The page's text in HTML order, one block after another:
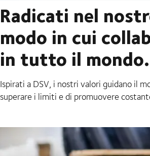
Radicati nel
modo in cui
in tutto il mondo.
Ispirati a DSV, i nostri valori guidano il
superare i limiti e di promuovere